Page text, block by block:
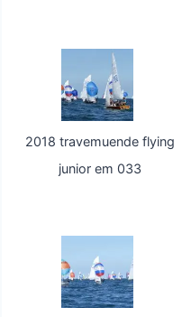
2018 travemuende flying
junior em 033